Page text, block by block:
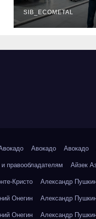
наличие
запчастей
сроки
SIB_ECOMETAL
Авокадо Авокадо
правообладателям Айзек
Кристо Александр
Онегин Александр
Онегин Александр